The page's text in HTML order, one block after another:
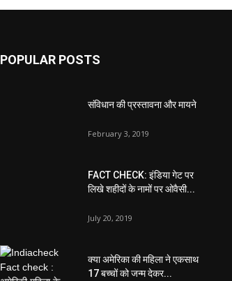
POPULAR POSTS
संविधान की प्रस्तावना और मायने
February 3, 2019
FACT CHECK: इंडिया गेट पर
लिखे शहीदों के नामों पर ओवैसी...
July 20, 2019
क्या अमेरिका की महिला ने एकसाथ
17 बच्चों को जन्म देकर...